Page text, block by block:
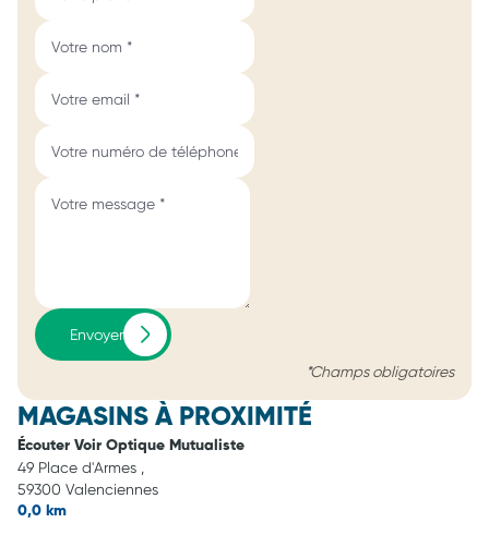
Envoyer
*Champs obligatoires
MAGASINS À PROXIMITÉ
Écouter Voir Optique Mutualiste
49 Place d'Armes ,
59300 Valenciennes
0,0 km